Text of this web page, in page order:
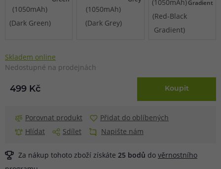
Gradient
Skladem online
Nedostupné na prodejnách
499 Kč Koupit
Porovnat produkt
Přidat do oblíbených
Hlídat
Sdílet Napište nám
Za nákup tohoto zboží získáte 25 bodů do věrnostního